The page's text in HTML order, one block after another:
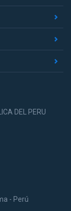
DEL PERU
- Perú